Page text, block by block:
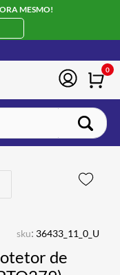
MESMO!
0
sku: 36433_11_0_U
de